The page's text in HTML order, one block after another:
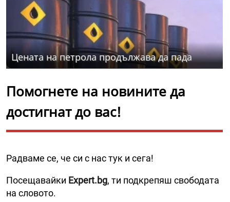
Цената на петрола продължава да пада
Помогнете на новините да
достигнат до вас!
Радваме се, че си с нас тук и сега!
Посещавайки Expert.bg, ти подкрепяш свободата
на словото.